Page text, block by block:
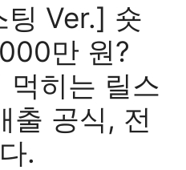
팅 Ver.] 숏
만 원?
히는 릴스
출 공식, 전
.